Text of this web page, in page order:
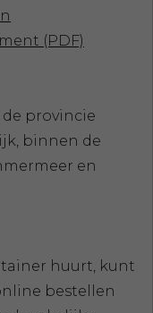
(PDF)
provincie
binnen de
en
huurt, kunt
bestellen